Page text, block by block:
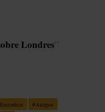
Londres”
Encontros #Amigos